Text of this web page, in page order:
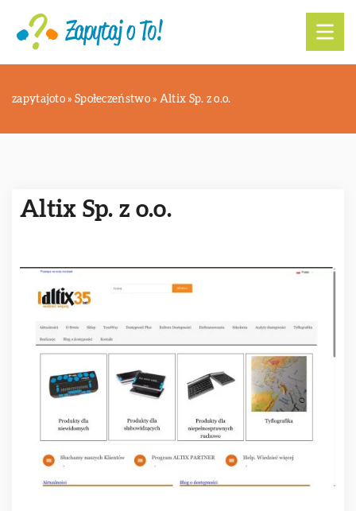
zapytajoto » Społeczeństwo» Altix Sp. z o.o.
Altix Sp. z o.o.